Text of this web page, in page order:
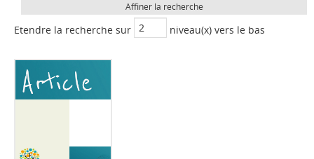
Affiner la recherche
Etendre la recherche sur niveau(x) vers le bas